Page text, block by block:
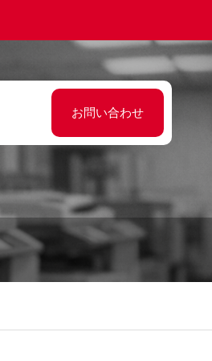
お問い合わせ